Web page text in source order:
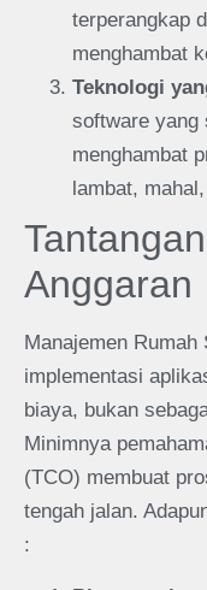
terperangkap
menghambat
Teknologi
software yang
menghambat
lambat,
Anggaran
Manajemen
implementasi
biaya, bukan
Minimnya
(TCO) membuat
tengah jalan.
: